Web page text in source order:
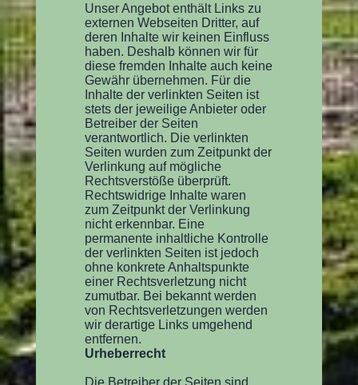
Unser Angebot enthält Links zu
externen Webseiten Dritter, auf
deren Inhalte wir keinen Einfluss
haben. Deshalb können wir für
diese fremden Inhalte auch keine
Gewähr übernehmen. Für die
Inhalte der verlinkten Seiten ist
stets der jeweilige Anbieter oder
Betreiber der Seiten
verantwortlich. Die verlinkten
Seiten wurden zum Zeitpunkt der
Verlinkung auf mögliche
Rechtsverstöße überprüft.
Rechtswidrige Inhalte waren
zum Zeitpunkt der Verlinkung
nicht erkennbar. Eine
permanente inhaltliche Kontrolle
der verlinkten Seiten ist jedoch
ohne konkrete Anhaltspunkte
einer Rechtsverletzung nicht
zumutbar. Bei bekannt werden
von Rechtsverletzungen werden
wir derartige Links umgehend
entfernen.
Urheberrecht
Die Betreiber der Seiten sind